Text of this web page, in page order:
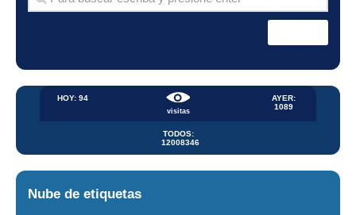
visitas
HOY: 94
AYER:
1089
TODOS:
12008346
Nube de etiquetas